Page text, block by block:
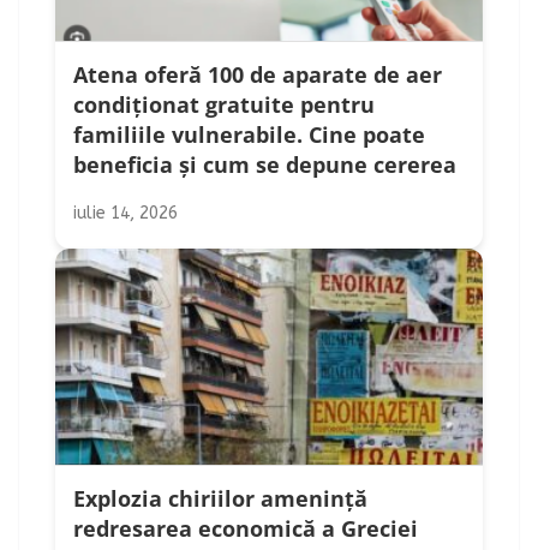
Atena oferă 100 de aparate de aer
condiționat gratuite pentru
familiile vulnerabile. Cine poate
beneficia și cum se depune cererea
iulie 14, 2026
Explozia chiriilor amenință
redresarea economică a Greciei